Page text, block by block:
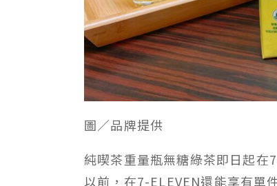
圖／品牌提供
純喫茶重量瓶無糖綠茶即日起在
以前，在7-ELEVEN還能享有單